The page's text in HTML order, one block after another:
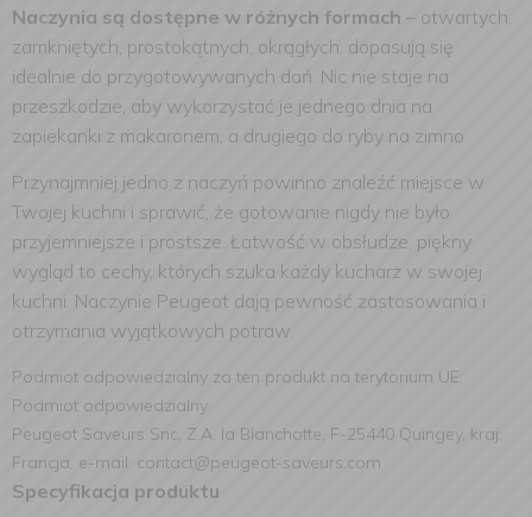
Naczynia są dostępne w różnych formach – otwartych,
zamkniętych, prostokątnych, okrągłych, dopasują się
idealnie do przygotowywanych dań. Nic nie staje na
przeszkodzie, aby wykorzystać je jednego dnia na
zapiekanki z makaronem, a drugiego do ryby na zimno.
Przynajmniej jedno z naczyń powinno znaleźć miejsce w
Twojej kuchni i sprawić, że gotowanie nigdy nie było
przyjemniejsze i prostsze. Łatwość w obsłudze, piękny
wygląd to cechy, których szuka każdy kucharz w swojej
kuchni. Naczynie Peugeot dają pewność zastosowania i
otrzymania wyjątkowych potraw.
Podmiot odpowiedzialny za ten produkt na terytorium UE:
Podmiot odpowiedzialny:
Peugeot Saveurs Snc, Z.A. la Blanchotte, F-25440 Quingey, kraj:
Francja, e-mail: contact@peugeot-saveurs.com
Specyfikacja produktu